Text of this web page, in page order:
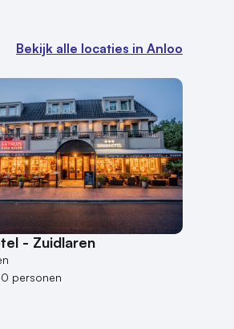
Bekijk alle locaties in Anloo
- Zuidlaren
personen